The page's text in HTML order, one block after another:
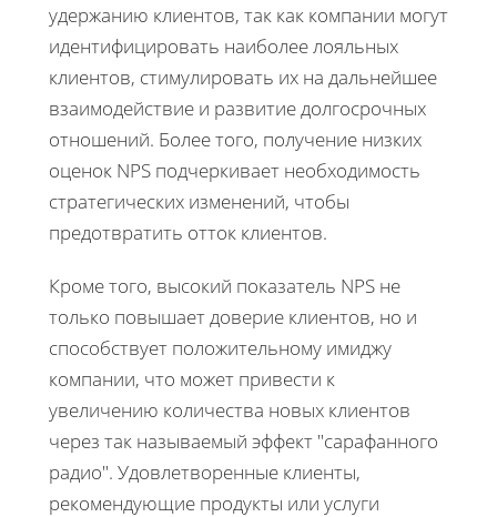
удержанию клиентов, так как компании могут
идентифицировать наиболее лояльных
клиентов, стимулировать их на дальнейшее
взаимодействие и развитие долгосрочных
отношений. Более того, получение низких
оценок NPS подчеркивает необходимость
стратегических изменений, чтобы
предотвратить отток клиентов.
Кроме того, высокий показатель NPS не
только повышает доверие клиентов, но и
способствует положительному имиджу
компании, что может привести к
увеличению количества новых клиентов
через так называемый эффект "сарафанного
радио". Удовлетворенные клиенты,
рекомендующие продукты или услуги